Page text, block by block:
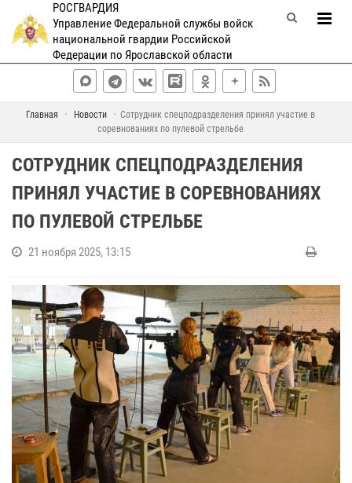
РОСГВАРДИЯ
Управление Федеральной службы войск
национальной гвардии Российской
Федерации по Ярославской области
Главная Новости
Сотрудник спецподразделения принял участие в
соревнованиях по пулевой стрельбе
СОТРУДНИК СПЕЦПОДРАЗДЕЛЕНИЯ
ПРИНЯЛ УЧАСТИЕ В СОРЕВНОВАНИЯХ
ПО ПУЛЕВОЙ СТРЕЛЬБЕ
21 ноября 2025, 13:15